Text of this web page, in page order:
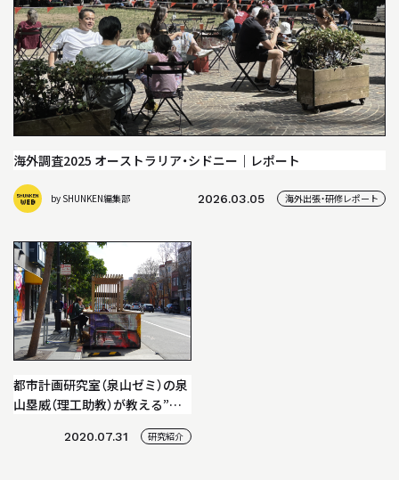
INFORMATION
インフォメーション
就職や進学について
入試情報
アクセス
WEB MAGAZINE
WEBマガジン「SHUNKEN WEB」
BACK NUMBER「駿建（1996 - 2021）」
STUDIO WORKS
スタジオワークス
海外調査2025 オーストラリア・シドニー｜レポート
by SHUNKEN編集部 2026.03.05 海外出張・研修レポート
都市計画研究室（泉山ゼミ）の泉
山塁威（理工助教）が教える”建
2020.07.31 研究紹介